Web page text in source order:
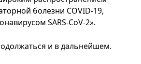
болезни СOVID-19,
SARS-CoV-2».
и в дальнейшем.